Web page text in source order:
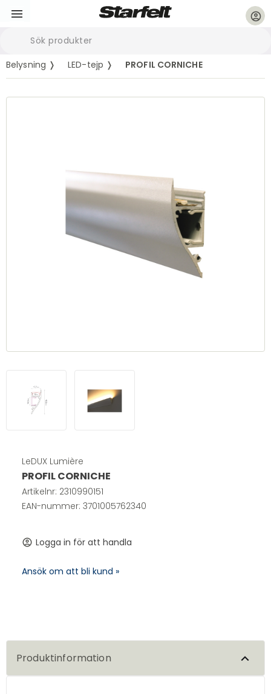
account_circle
Belysning ❭ LED-tejp ❭ PROFIL CORNICHE
LeDUX Lumière
PROFIL CORNICHE
Artikelnr: 2310990151
EAN-nummer: 3701005762340
account_circle Logga in för att handla
Ansök om att bli kund »
Produktinformation